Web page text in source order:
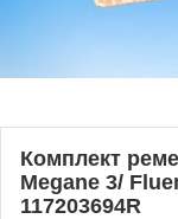
Комплект
Megane 3/
117203694R